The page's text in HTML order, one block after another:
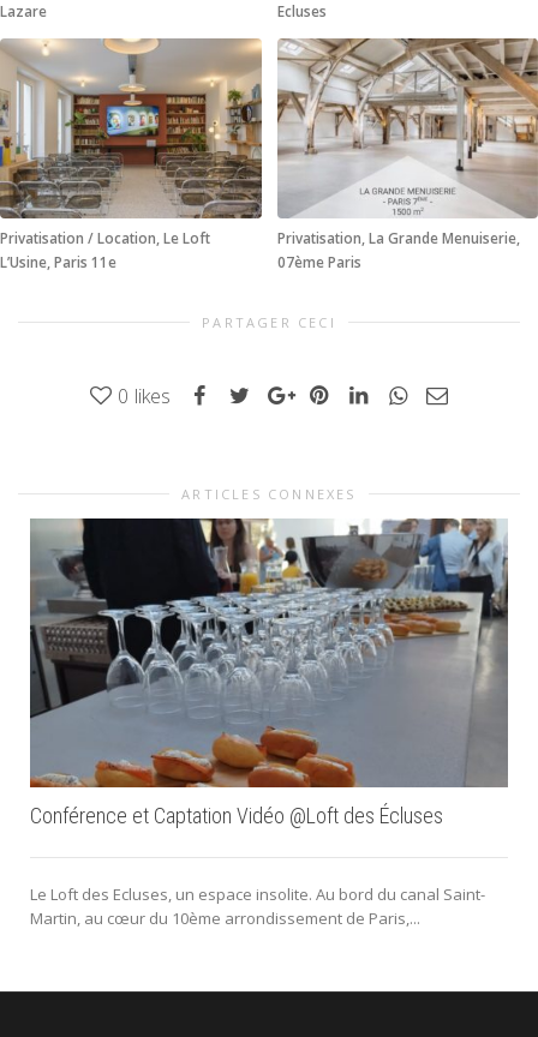
Lazare
Ecluses
Privatisation / Location, Le Loft
L’Usine, Paris 11e
Privatisation, La Grande Menuiserie,
07ème Paris
PARTAGER CECI
0 likes
ARTICLES CONNEXES
Conférence et Captation Vidéo @Loft des Écluses
Le Loft des Ecluses, un espace insolite. Au bord du canal Saint-
Martin, au cœur du 10ème arrondissement de Paris,...